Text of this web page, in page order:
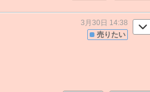
売りたい
3月30日 14:38